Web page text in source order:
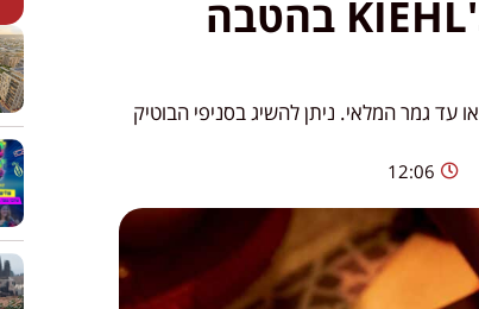
מותג הטיפוח הניו-יורקי KIEHL'S בהטבה
המבצע יערך החל מה-14.8.2024 עד ה-19.8.2024 או עד גמר המלאי. ניתן להשיג בסניפי הבוטיק
12:06